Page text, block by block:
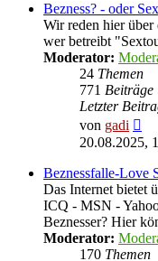
Bezness? - oder
Wir reden hier über
wer betreibt
Moderator:
24 Themen
771 Beiträge
Letzter
von gadi
20.08.2025,
Beznessfalle-Love
Das Internet bietet
ICQ - MSN -
Beznesser? Hier
Moderator:
170 Themen